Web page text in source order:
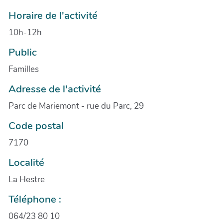
Horaire de l'activité
10h-12h
Public
Familles
Adresse de l'activité
Parc de Mariemont - rue du Parc, 29
Code postal
7170
Localité
La Hestre
Téléphone :
064/23 80 10